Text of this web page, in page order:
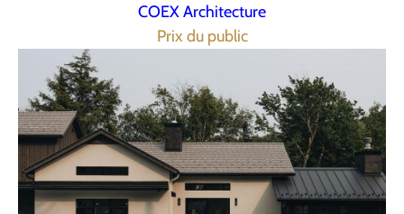
COEX Architecture
Prix du public